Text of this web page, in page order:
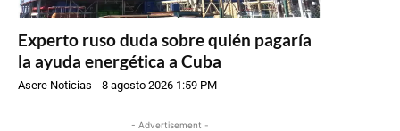
Experto ruso duda sobre quién pagaría
la ayuda energética a Cuba
Asere Noticias -8 agosto 2026 1:59 PM
- Advertisement -